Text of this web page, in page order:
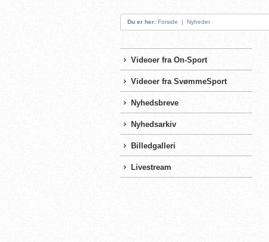
Du er her: Forside | Nyheder
Videoer fra On-Sport
Videoer fra SvømmeSport
Nyhedsbreve
Nyhedsarkiv
Billedgalleri
Livestream